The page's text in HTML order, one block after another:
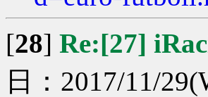
[28] Re:[27]
日：2017/11/